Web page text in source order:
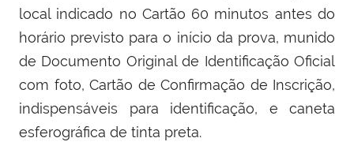
local indicado no Cartão 60 minutos antes do
horário previsto para o início da prova, munido
de Documento Original de Identificação Oficial
com foto, Cartão de Confirmação de Inscrição,
indispensáveis para identificação, e caneta
esferográfica de tinta preta.